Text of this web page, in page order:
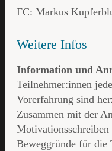
FC: Markus
Weitere Infos
Information und
Teilnehmer:innen
Vorerfahrung sind
Zusammen mit der
Beweggründe für die